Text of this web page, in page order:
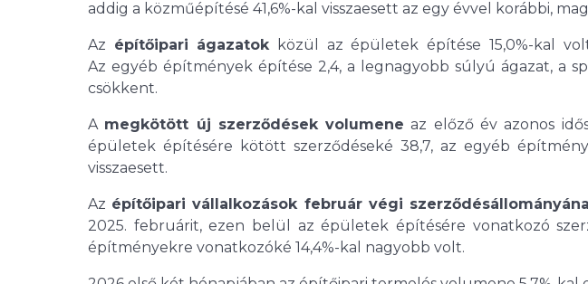
addig a közműépítésé 41,6%-kal visszaesett az egy évvel korábbi,
Az építőipari ágazatok közül az épületek építése 15,0%-kal
Az egyéb építmények építése 2,4, a legnagyobb súlyú ágazat, a
csökkent.
A megkötött új szerződések volumene az előző év azonos
épületek építésére kötött szerződéseké 38,7, az egyéb
visszaesett.
Az építőipari vállalkozások február végi
2025. februárit, ezen belül az épületek építésére vonatkozó
építményekre vonatkozóké 14,4%-kal nagyobb volt.